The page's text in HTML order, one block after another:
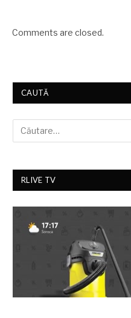
Comments are closed.
CAUTĂ
RLIVE TV